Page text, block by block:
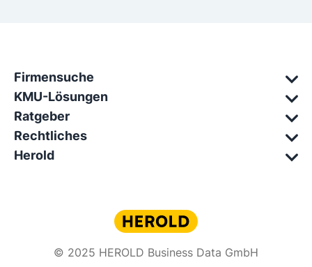
Firmensuche
KMU-Lösungen
Ratgeber
Rechtliches
Herold
© 2025 HEROLD Business Data GmbH